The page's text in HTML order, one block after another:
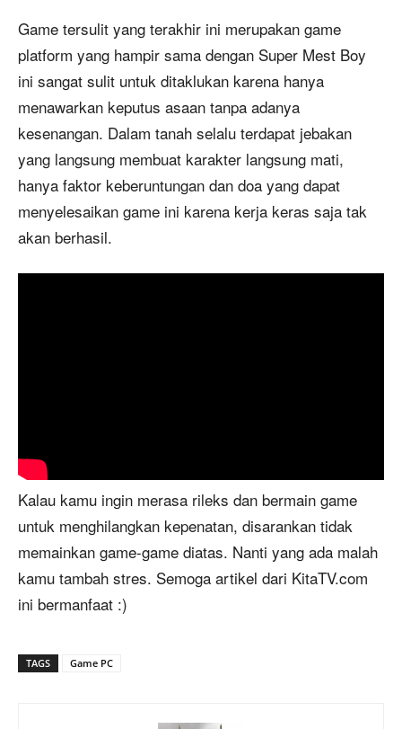
Game tersulit yang terakhir ini merupakan game
platform yang hampir sama dengan Super Mest Boy
ini sangat sulit untuk ditaklukan karena hanya
menawarkan keputus asaan tanpa adanya
kesenangan. Dalam tanah selalu terdapat jebakan
yang langsung membuat karakter langsung mati,
hanya faktor keberuntungan dan doa yang dapat
menyelesaikan game ini karena kerja keras saja tak
akan berhasil.
Kalau kamu ingin merasa rileks dan bermain game
untuk menghilangkan kepenatan, disarankan tidak
memainkan game-game diatas. Nanti yang ada malah
kamu tambah stres. Semoga artikel dari KitaTV.com
ini bermanfaat :)
TAGS Game PC